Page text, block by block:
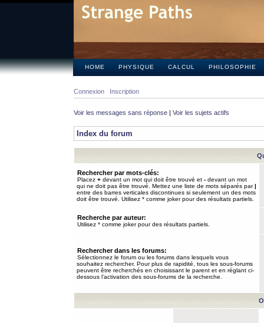
HOME PHYSIQUE CALCUL PHILOSOPHIE
Connexion Inscription
Voir les messages sans réponse | Voir les sujets actifs
Index du forum
Rechercher par mots-clés:
Placez + devant un mot qui doit être trouvé et - devant un mot
qui ne doit pas être trouvé. Mettez une liste de mots séparés par|
entre des barres verticales discontinues si seulement un des mots
doit être trouvé. Utilisez * comme joker pour des résultats partiels.
Recherche par auteur:
Utilisez * comme joker pour des résultats partiels.
Rechercher dans les forums:
Sélectionnez le forum ou les forums dans lesquels vous
souhaitez rechercher. Pour plus de rapidité, tous les sous-forums
peuvent être recherchés en choisissant le parent et en réglant ci-
dessous l’activation des sous-forums de la recherche.